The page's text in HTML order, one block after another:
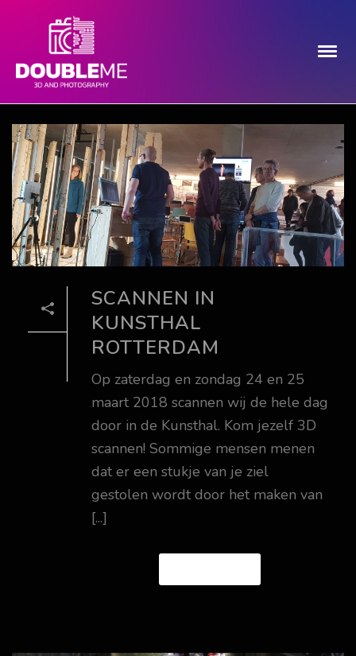
SCANNEN IN
KUNSTHAL
ROTTERDAM
Op zaterdag en zondag 24 en 25
maart 2018 scannen wij de hele dag
door in de Kunsthal. Kom jezelf 3D
scannen! Sommige mensen menen
dat er een stukje van je ziel
gestolen wordt door het maken van
[...]